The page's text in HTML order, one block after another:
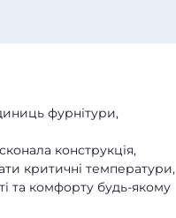
фурнітури,
конструкція,
критичні температури,
та комфорту будь-якому